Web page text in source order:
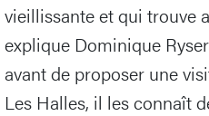
vieillissante et qui trouve
explique Dominique
avant de proposer une
Les Halles, il les connaît